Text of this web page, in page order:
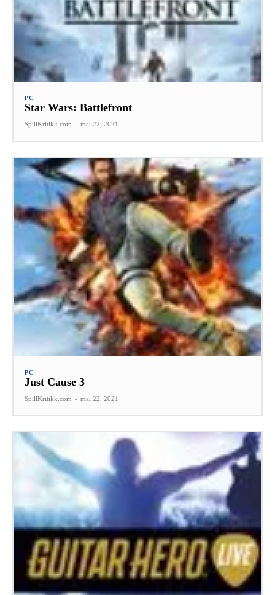
PC
Star Wars: Battlefront
SpillKritikk.com - mai 22, 2021
PC
Just Cause 3
SpillKritikk.com - mai 22, 2021